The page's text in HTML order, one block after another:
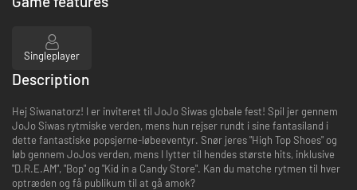
Singleplayer
Description
Hej Siwanatorz! I er inviteret til JoJo Siwas globale fest! Spil jer gennem
JoJo Siwas rytmiske verden, mens hun rejser rundt i sine fantasiland i
dette fantastiske popsjerne-løbeeventyr. Snør jeres "High Top Shoes" og
løb gennem JoJos verden, mens I lytter til hendes største hits, inklusive
"D.R.E.AM", "Bop" og "Kid in a Candy Store". Kan du matche rytmen til hver
optræden og få publikum til at gå amok?